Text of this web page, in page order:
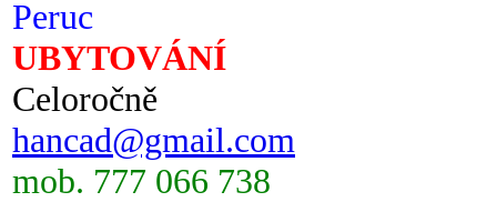
Peruc
UBYTOVÁNÍ
Celoročně
hancad@gmail.com
mob. 777 066 738